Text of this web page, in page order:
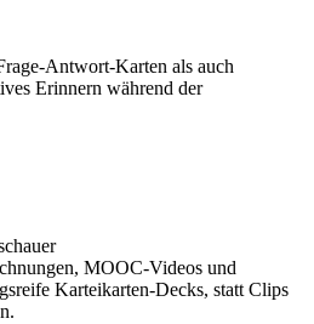
Antwort-Karten als auch
Erinnern während der
MOOC-Videos und
Karteikarten-Decks, statt Clips